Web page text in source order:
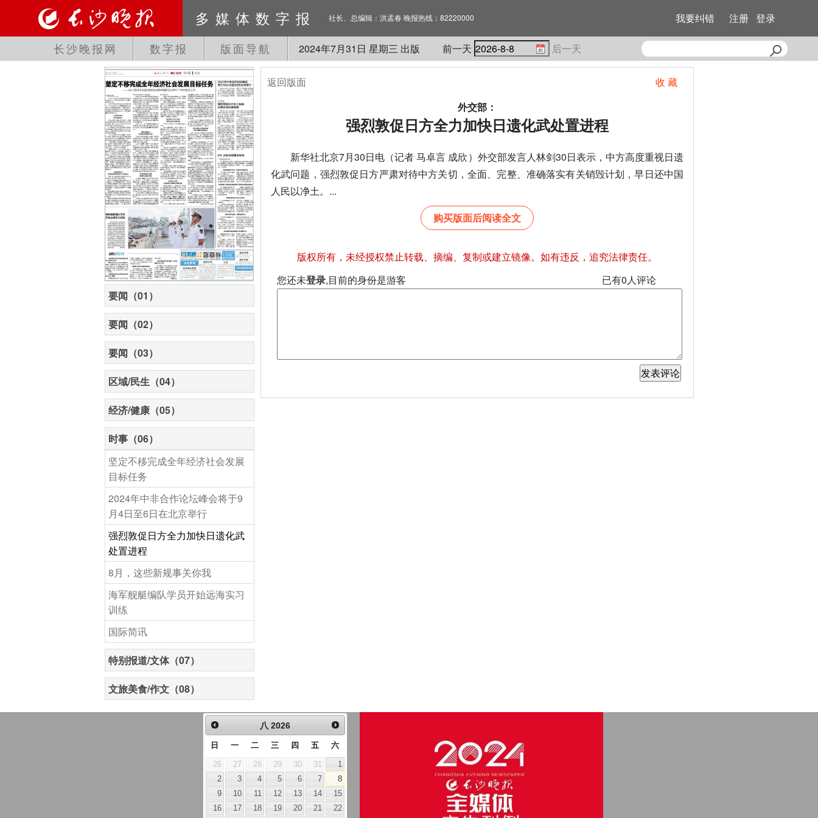
多媒体数字报 社长、总编辑：洪孟春 晚报热线：82220000 我要纠错 注册 登录
长沙晚报网 数字报 版面导航 2024年7月31 日 星期三 出版 前一天 后一天
要闻（01）
要闻（02）
要闻（03）
区域/民生（04）
经济/健康（05）
时事（06）
坚定不移完成全年经济社会发展
目标任务
2024年中非合作论坛峰会将于9
月4日至6日在北京举行
强烈敦促日方全力加快日遗化武
处置进程
8月，这些新规事关你我
海军舰艇编队学员开始远海实习
训练
国际简讯
特别报道/文体（07）
文旅美食/作文（08）
返回版面
收 藏
外交部：
强烈敦促日方全力加快日遗化武处置进程
新华社北京7月30日电（记者 马卓言 成欣）外交部发言人林剑30日表示，中方高度重视日遗
化武问题，强烈敦促日方严肃对待中方关切，全面、完整、准确落实有关销毁计划，早日还中国
人民以净土。...
购买版面后阅读全文
版权所有，未经授权禁止转载、摘编、复制或建立镜像。如有违反，追究法律责任。
您还未登录,目前的身份是游客 已有0人评论
八 2026
日 一 二 三 四 五 六
26 27 28 29 30 31
1
2
3 4 5 6 7
8
9
10 11 12 13 14
15
16
17 18 19 20 21 22